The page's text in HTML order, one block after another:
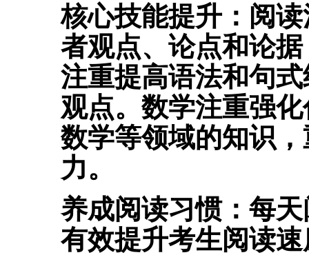
核心技能提升： 阅
者观点、论点和论
注重提高语法和句
观点。 数学注重强
数学等领域的知识，
力。
养成阅读习惯：每天
有效提升考生阅读